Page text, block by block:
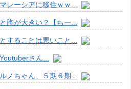
レーシアに移住ｗｗ...
胸が大きい？【ちー...
することは悪いこと...
さん...
ノちゃん、５期６期...